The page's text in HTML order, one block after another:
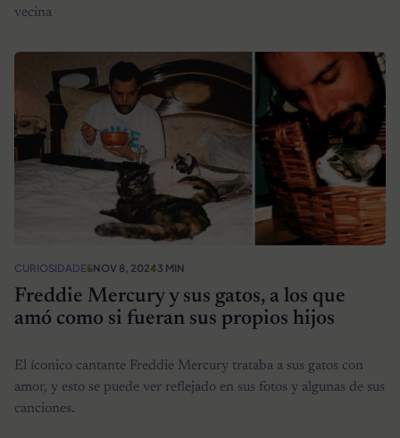
vecina
CURIOSIDADESNOV 8, 20243 MIN
Freddie Mercury y sus gatos, a los que
amó como si fueran sus propios hijos
El íconico cantante Freddie Mercury trataba a sus gatos con
amor, y esto se puede ver reflejado en sus fotos y algunas de sus
canciones.